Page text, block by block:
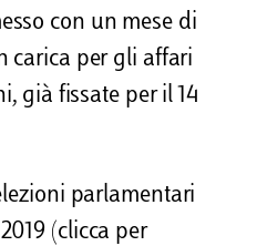
con un mese di
carica per gli affari
già fissate per il 14
parlamentari
(clicca per